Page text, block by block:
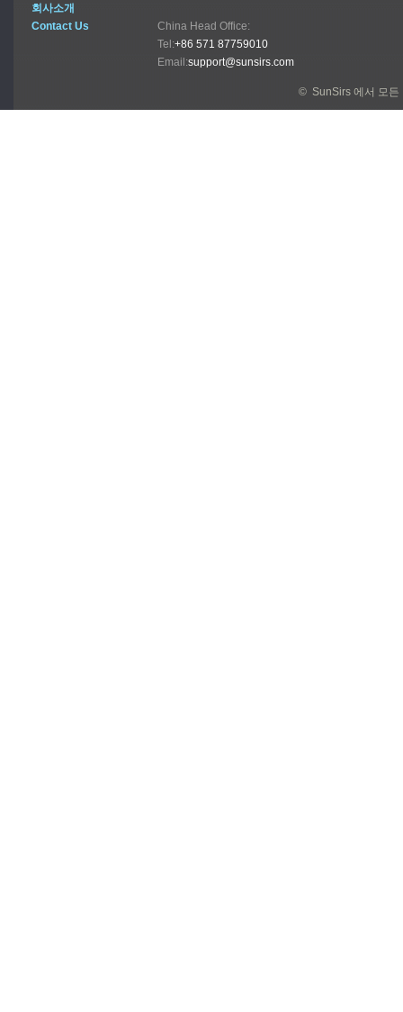
회사소개
Contact Us
China Head Office:
Tel:+86 571 87759010
Email:support@sunsirs.com
© SunSirs 에서 모